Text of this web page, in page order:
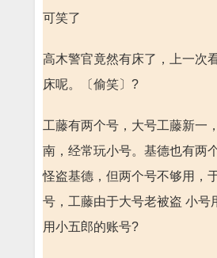
可笑了
高木警官竟然有床了，上一次
床呢。〔偷笑〕?
工藤有两个号，大号工藤新一
南，经常玩小号。基德也有两
怪盗基德，但两个号不够用，
号，工藤由于大号老被盗 小号
用小五郎的账号?